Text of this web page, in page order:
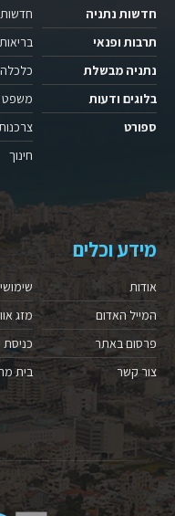
חדשות נתניה
תרבות ופנאי
נתניה מבשלת
בלוגים ודעות
ספורט
כלכלה
משפט
חינוך
מידע וכלים
אודות
המייל האדום
פרסום באתר
צור קשר
שימושי
מזג
בית